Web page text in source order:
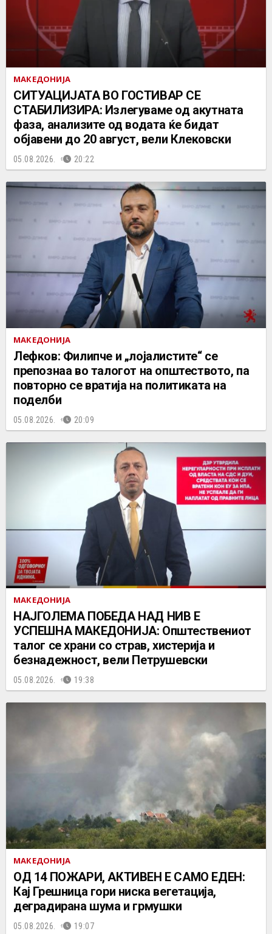
МАКЕДОНИЈА
СИТУАЦИЈАТА ВО ГОСТИВАР СЕ
СТАБИЛИЗИРА: Излегуваме од акутната
фаза, анализите од водата ќе бидат
објавени до 20 август, вели Клековски
05.08.2026. 20:22
МАКЕДОНИЈА
Лефков: Филипче и „лојалистите“ се
препознаа во талогот на општеството, па
повторно се вратија на политиката на
поделби
05.08.2026. 20:09
МАКЕДОНИЈА
НАЈГОЛЕМА ПОБЕДА НАД НИВ Е
УСПЕШНА МАКЕДОНИЈА: Општествениот
талог се храни со страв, хистерија и
безнадежност, вели Петрушевски
05.08.2026. 19:38
МАКЕДОНИЈА
ОД 14 ПОЖАРИ, АКТИВЕН Е САМО ЕДЕН:
Кај Грешница гори ниска вегетација,
деградирана шума и грмушки
05.08.2026. 19:07